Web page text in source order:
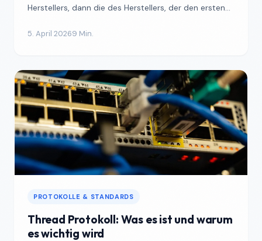
Herstellers, dann die des Herstellers, der den ersten
5. April 20269 Min.
PROTOKOLLE & STANDARDS
Thread Protokoll: Was es ist und warum
es wichtig wird